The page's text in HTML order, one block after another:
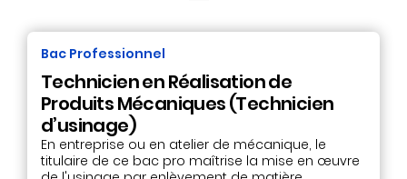
Bac Professionnel
Technicien en Réalisation de
Produits Mécaniques (Technicien
d’usinage)
En entreprise ou en atelier de mécanique, le
titulaire de ce bac pro maîtrise la mise en œuvre